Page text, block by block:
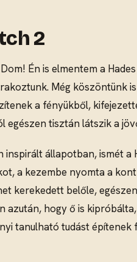
2
Én is elmentem a
Még köszöntünk
a fényükből,
egészen tisztán látszik a
inspirált állapotban, ismét
a kezembe nyomta a
kerekedett belőle,
hogy ő is
tanulható tudást építenek